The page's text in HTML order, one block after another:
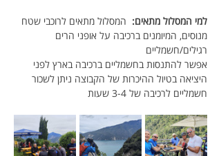
למי המסלול מתאים: המסלול מתאים לרוכבי שטח
מנוסים, המיומנים ברכיבה על אופני הרים
רגילים/חשמליים
אפשר להתנסות בחשמליים ברכיבה בארץ לפני
היציאה בטיול ההיכרות של הקבוצה ניתן לשכור
חשמליים לרכיבה של 3-4 שעות